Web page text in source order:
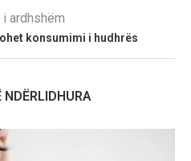
ardhshëm
konsumimi i hudhrës